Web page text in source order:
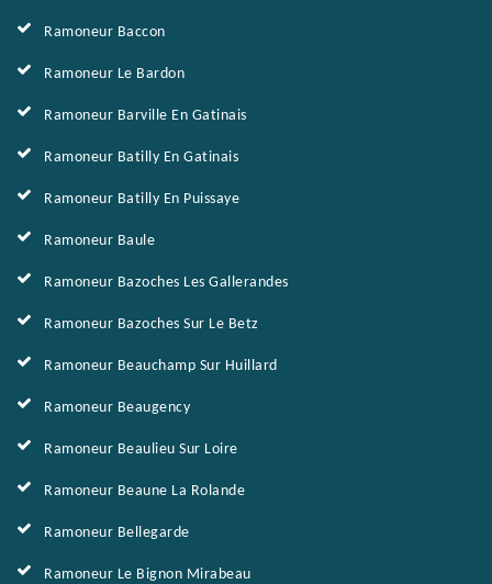
Ramoneur Baccon
Ramoneur Le Bardon
Ramoneur Barville En Gatinais
Ramoneur Batilly En Gatinais
Ramoneur Batilly En Puissaye
Ramoneur Baule
Ramoneur Bazoches Les Gallerandes
Ramoneur Bazoches Sur Le Betz
Ramoneur Beauchamp Sur Huillard
Ramoneur Beaugency
Ramoneur Beaulieu Sur Loire
Ramoneur Beaune La Rolande
Ramoneur Bellegarde
Ramoneur Le Bignon Mirabeau